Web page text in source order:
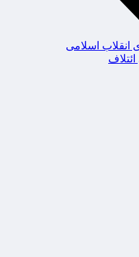
انقلاب اسلامی